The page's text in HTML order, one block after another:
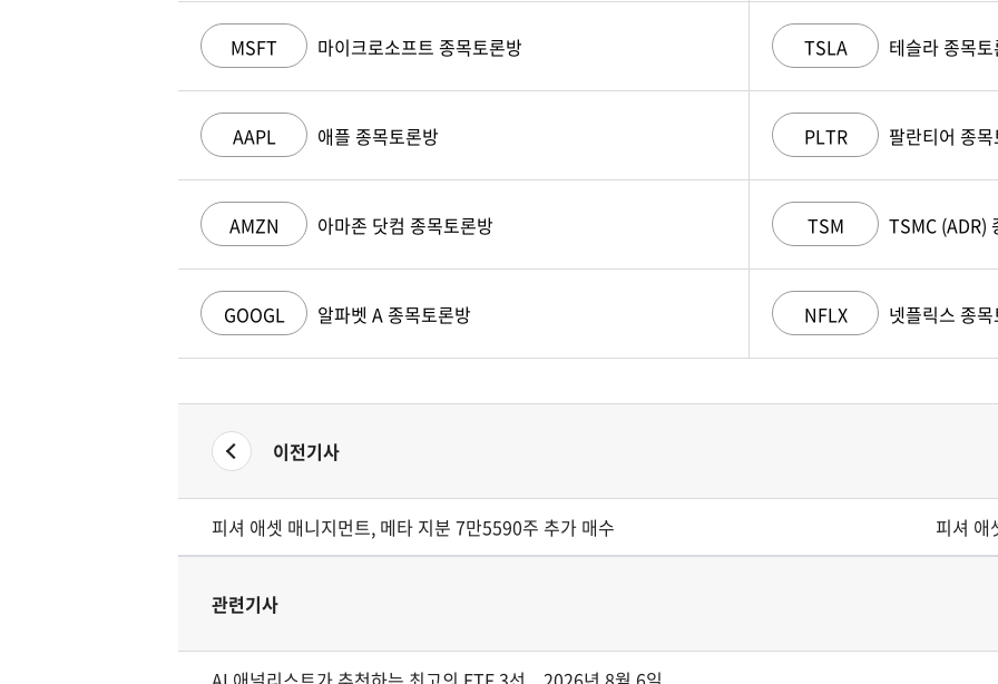
MSFT 마이크로소프트 종목토론방
AAPL 애플 종목토론방
AMZN 아마존 닷컴 종목토론방
GOOGL 알파벳 A 종목토론방
TSLA 테슬라 종목
PLTR 팔란티어 종
TSM TSMC (ADR)
NFLX 넷플릭스 종
이전기사
피셔 애셋 매니지먼트, 메타 지분 7만5590주 추가 매수 피셔 애
관련기사